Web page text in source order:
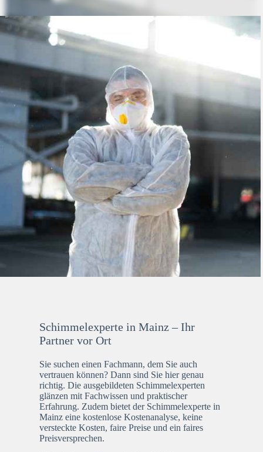
Schimmelexperte in Mainz – Ihr
Partner vor Ort
Sie suchen einen Fachmann, dem Sie auch
vertrauen können? Dann sind Sie hier genau
richtig. Die ausgebildeten Schimmelexperten
glänzen mit Fachwissen und praktischer
Erfahrung. Zudem bietet der Schimmelexperte in
Mainz eine kostenlose Kostenanalyse, keine
versteckte Kosten, faire Preise und ein faires
Preisversprechen.